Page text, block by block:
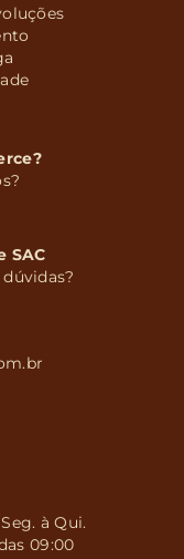
SAC
Seg. à Qui.
09:00